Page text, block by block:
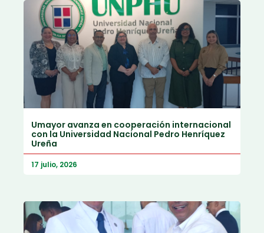
Umayor avanza en cooperación internacional
con la Universidad Nacional Pedro Henríquez
Ureña
17 julio, 2026